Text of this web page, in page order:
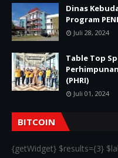
Dinas
Program
Juli 28, 2024
Table Top
(PHRI)
Juli 01, 2024
BITCOIN
{getWidget} $results={3}